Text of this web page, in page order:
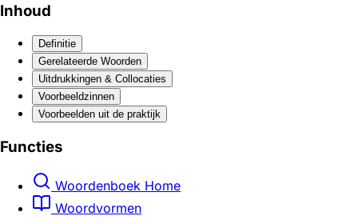
Inhoud
Definitie
Gerelateerde Woorden
Uitdrukkingen & Collocaties
Voorbeeldzinnen
Voorbeelden uit de praktijk
Functies
Woordenboek Home
Woordvormen